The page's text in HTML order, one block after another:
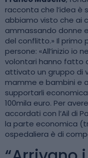
racconta che l’idea
abbiamo visto che ai
ammassando donne
del conflitto.» Il
persone: «All’inizio io
volontari hanno fatto
attivato un gruppo di
mamme e bambini e
supportarli
100mila euro. Per
accordati con l’Ail di
la parte economica
ospedaliera è di